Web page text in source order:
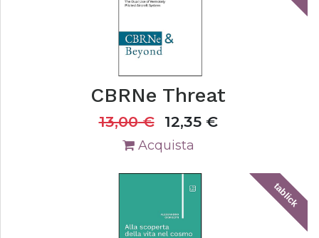
CBRNe Threat
13,00€ 12,35€
Acquista
tablick